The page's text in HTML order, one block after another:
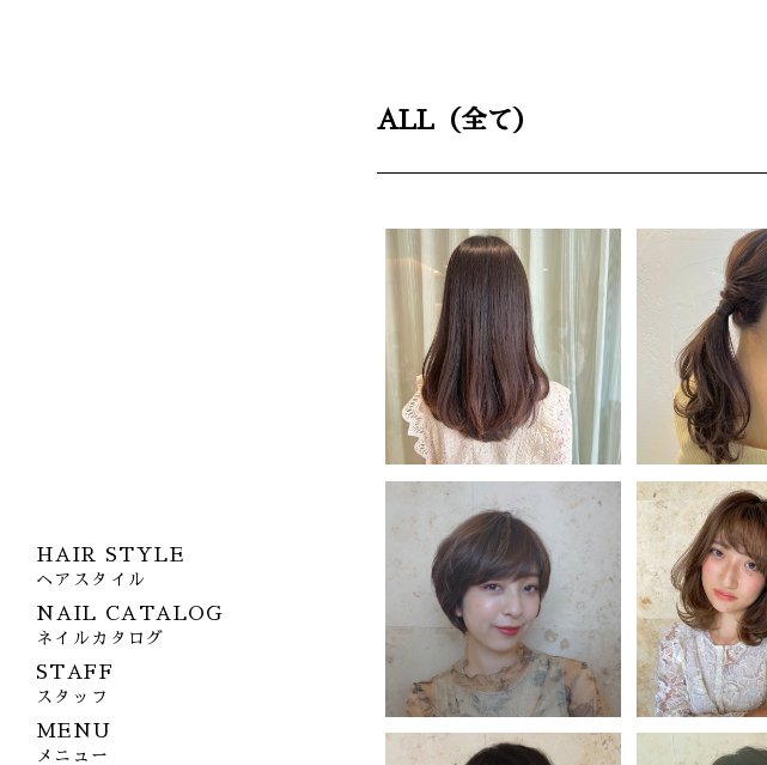
HAIR STYLE
ヘアスタイル
NAIL CATALOG
ネイルカタログ
STAFF
スタッフ
MENU
メニュー
ALL（全て）